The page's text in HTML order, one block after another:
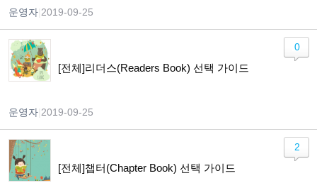
운영자 2019-09-25
[전체]리더스(Readers Book) 선택 가이드
운영자 2019-09-25
0
[전체]챕터(Chapter Book) 선택 가이드
2